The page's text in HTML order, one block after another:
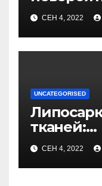
тайная
YouTube
СЕН 4, 2022
UNCATEGORISED
тканей:
ая,СЕН 4, 2022